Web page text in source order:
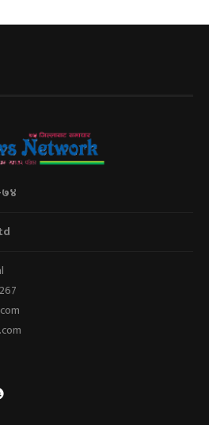
७४